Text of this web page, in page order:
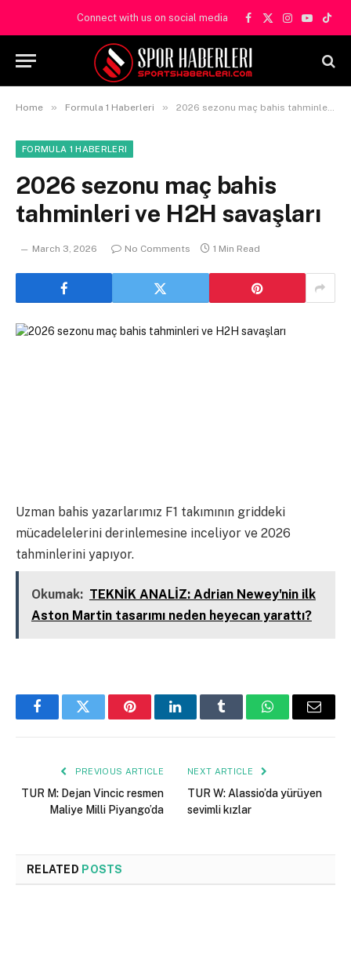
Connect with us on social media
Facebook
X
Instagram
YouTube
Home » Formula 1 Haberleri » 2026 sezonu maç bahis tahminleri ve H2H savaşları
FORMULA 1 HABERLERI
2026 sezonu maç bahis
tahminleri ve H2H savaşları
March 3, 2026 No Comments 1 Min Read
Uzman bahis yazarlarımız F1 takımının griddeki
mücadelelerini derinlemesine inceliyor ve 2026
tahminlerini yapıyor.
Okumak: TEKNİK ANALİZ: Adrian Newey'nin ilk
Aston Martin tasarımı neden heyecan yarattı?
FacebookTwitter PinterestLinkedInTumblr WhatsAppEmail
PREVIOUS ARTICLE
TUR M: Dejan Vincic resmen
Maliye Milli Piyango’da
NEXT ARTICLE
TUR W: Alassio’da yürüyen
sevimli kızlar
RELATED POSTS